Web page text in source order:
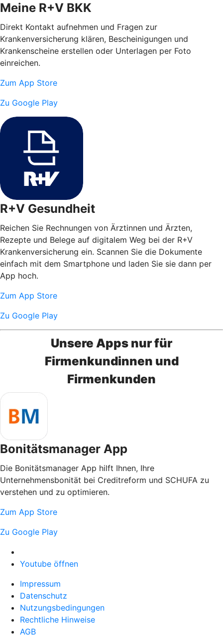
Meine R+V BKK
Direkt Kontakt aufnehmen und Fragen zur
Krankenversicherung klären, Bescheinigungen und
Krankenscheine erstellen oder Unterlagen per Foto
einreichen.
Zum App Store
Zu Google Play
R+V Gesundheit
Reichen Sie Rechnungen von Ärztinnen und Ärzten,
Rezepte und Belege auf digitalem Weg bei der R+V
Krankenversicherung ein. Scannen Sie die Dokumente
einfach mit dem Smartphone und laden Sie sie dann per
App hoch.
Zum App Store
Zu Google Play
Unsere Apps nur für
Firmenkundinnen und
Firmenkunden
Bonitätsmanager App
Die Bonitätsmanager App hilft Ihnen, Ihre
Unternehmensbonität bei Creditreform und SCHUFA zu
verstehen und zu optimieren.
Zum App Store
Zu Google Play
Youtube öffnen
Impressum
Datenschutz
Nutzungsbedingungen
Rechtliche Hinweise
AGB